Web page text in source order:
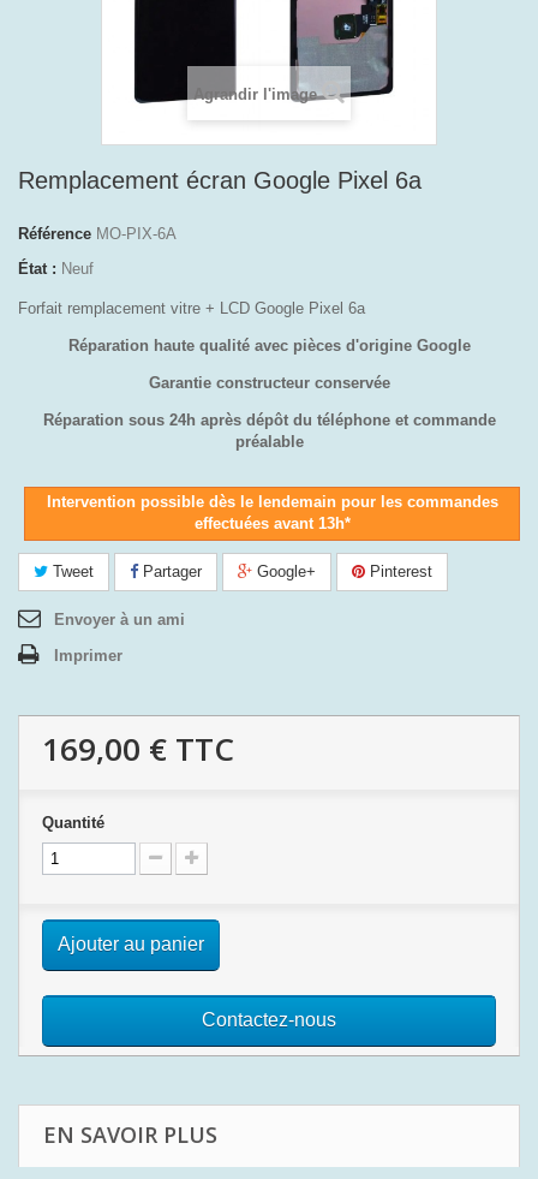
Agrandir l'image
Remplacement écran Google Pixel 6a
Référence MO-PIX-6A
État : Neuf
Forfait remplacement vitre + LCD Google Pixel 6a
Réparation haute qualité avec pièces d'origine Google
Garantie constructeur conservée
Réparation sous 24h après dépôt du téléphone et commande
préalable
Intervention possible dès le lendemain pour les commandes
effectuées avant 13h*
Tweet Partager Google+ Pinterest
Envoyer à un ami
Imprimer
169,00 € TTC
Quantité
Ajouter au panier
Contactez-nous
EN SAVOIR PLUS